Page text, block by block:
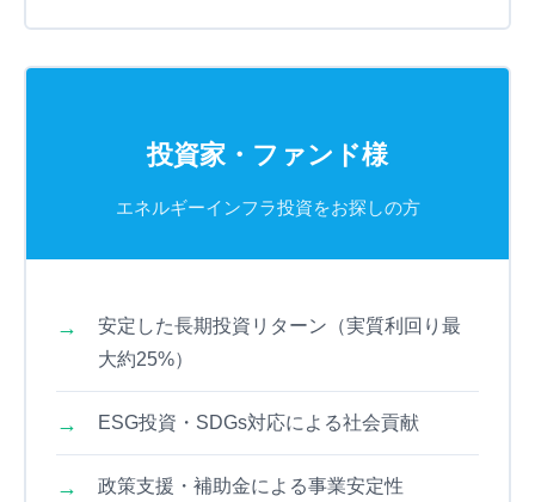
投資家・ファンド様
エネルギーインフラ投資をお探しの方
安定した長期投資リターン（実質利回り最
大約25%）
ESG投資・SDGs対応による社会貢献
政策支援・補助金による事業安定性